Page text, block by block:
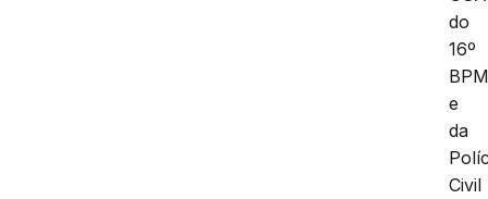
do
16º
e
da
Civil